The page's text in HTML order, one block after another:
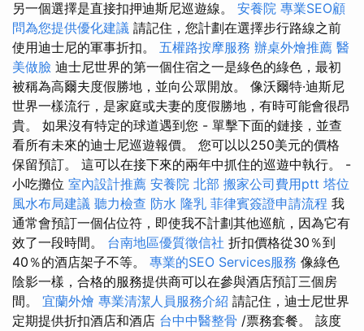
另一個選擇是直接扣押迪斯尼巡遊線。 安養院 專業SEO顧
問為您提供優化建議 請記住，您計劃在選擇步行路線之前
使用迪士尼的軍事折扣。 五權路按摩服務 辦桌外燴推薦 醫
美做臉 迪士尼世界的第一個住宿之一是綠色的綠色，最初
被稱為高爾夫度假勝地，並向公眾開放。 像沃爾特·迪斯尼
世界一樣流行，是家庭或夫妻的度假勝地，有時可能會很昂
貴。 如果沒有特定的球道遇到您 - 單擊下面的鏈接，並查
看所有未來的迪士尼巡遊報價。 您可以以250美元的價格
保留預訂。 這可以在接下來的兩年中抓住的巡遊中執行。 -
小吃攤位 室內設計推薦 安養院 北部 搬家公司費用ptt 塔位
風水布局建議 聽力檢查 防水 隆乳 菲律賓簽證申請流程 我
通常會預訂一個佔位符，即使我不計劃其他巡航，因為它有
效了一段時間。 台南地區優質徵信社 折扣價格從30％到
40％的酒店架子不等。 專業的SEO Services服務 像綠色
陰影一樣，合格的服務提供商可以在參與酒店預訂三個房
間。 宜蘭外燴 專業清潔人員服務介紹 請記住，迪士尼世界
定期提供折扣酒店和酒店 台中中醫整骨 /票務套餐。 該度